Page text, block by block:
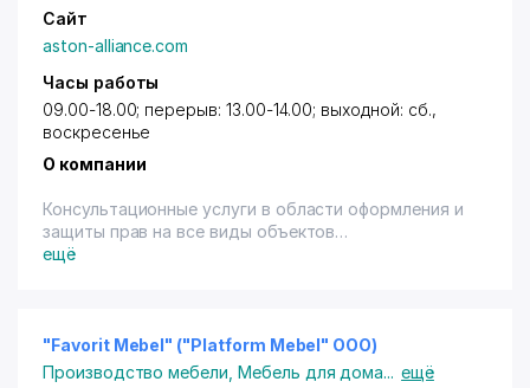
Сайт
aston-alliance.com
Часы работы
09.00-18.00; перерыв: 13.00-14.00; выходной: сб.,
воскресенье
О компании
Консультационные услуги в области оформления и
защиты прав на все виды объектов
интеллектуальной собственности. Патентование,
баланс предприятия (капитализация), постановке
сайта на баланс предприятия.
ещё
"Favorit Mebel" ("Platform Mebel" ООО)
Производство мебели Мебель для дома... ещё